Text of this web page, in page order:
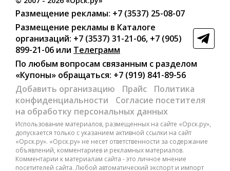
Размещение рекламы: +7 (3537) 25-08-07
Размещение рекламы в Каталоге
организаций: +7 (3537) 31-21-06, +7 (905)
899-21-06 или Телеграмм
По любым вопросам связанным с разделом
«Купоны» обращаться: +7 (919) 841-89-56
Добавить организацию
Прайс
Политика
конфиденциальности
Согласие посетителя
на обработку персональных данных
Использование материалов, размещенных на сайте «Орск.ру»,
допускается только с указанием активной ссылки на сайт
«Орск.ру». «Орск.ру» не несет ответственности за содержание
объявлений, комментариев и рекламных материалов.
Комментарии к материалам сайта - это личное мнение
посетителей сайта. Любой автоматический экспорт и импорт